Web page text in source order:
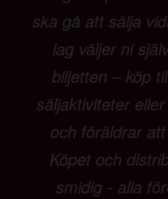
ska gå att sälja
lag väljer ni
biljetten – köp
säljaktiviteter
och föräldrar
Köpet och
smidig - alla